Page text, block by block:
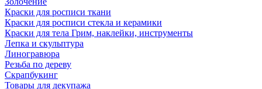
Краски для росписи ткани
Краски для росписи стекла и керамики
Краски для тела Грим, наклейки, инструменты
Лепка и скульптура
Линогравюра
Резьба по дереву
Скрапбукинг
Товары для декупажа